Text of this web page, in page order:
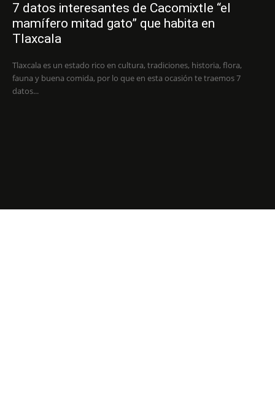
7 datos interesantes de Cacomixtle “el
mamífero mitad gato” que habita en
Tlaxcala
Tlaxcala es un estado rico en cultura, tradiciones, historia, flora,
fauna y buena comida, por lo que en esta ocasión te traemos 7
datos...